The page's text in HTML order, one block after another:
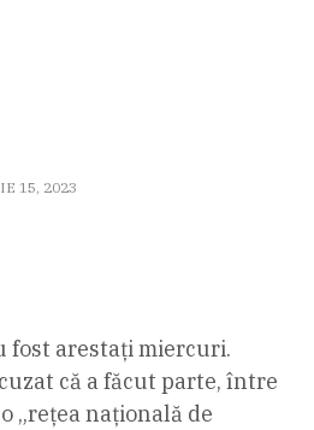
15, 2023
fost arestați miercuri.
că a făcut parte, între
„reţea naţională de